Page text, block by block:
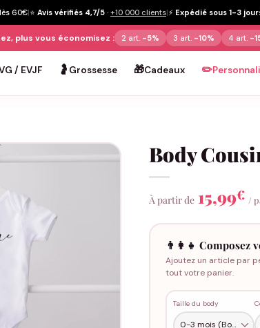
60€|⭐ Avis vérifiés 4,7/5 · +10 000 clients|⚡ Expédié sous 1-3
plus vous économisez : 2 art. -5% 3 art. -10% 4 art. -
/ EVJF 🤰 Grossesse 🎁Cadeaux ✏️
Body
À partir de 15,99€ /
👨‍👩‍👧 Composez
Ajoutez un article par
tout votre panier.
Taille du body